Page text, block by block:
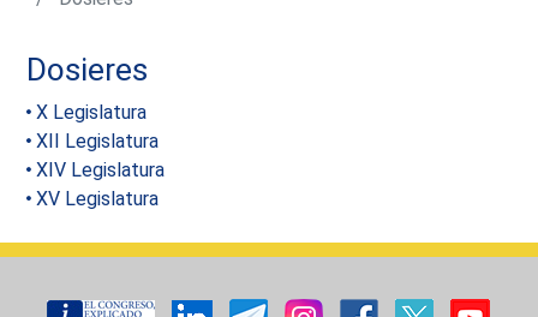
Dosieres
X Legislatura
XII Legislatura
XIV Legislatura
XV Legislatura